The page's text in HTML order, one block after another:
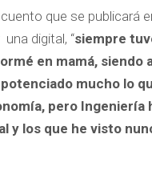
que se publicará
digital, “siempre
en mamá, siendo
mucho lo
, pero Ingeniería
y los que he visto